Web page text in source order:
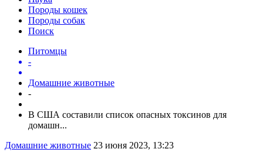
Породы кошек
Породы собак
Поиск
Питомцы
-
Домашние животные
-
В США составили список опасных токсинов для
домашн...
Домашние животные 23 июня 2023, 13:23